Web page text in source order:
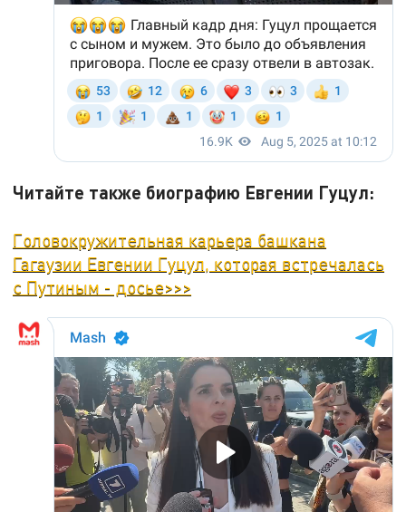
Читайте также биографию Евгении Гуцул:
Головокружительная карьера башкана
Гагаузии Евгении Гуцул, которая встречалась
с Путиным - досье>>>